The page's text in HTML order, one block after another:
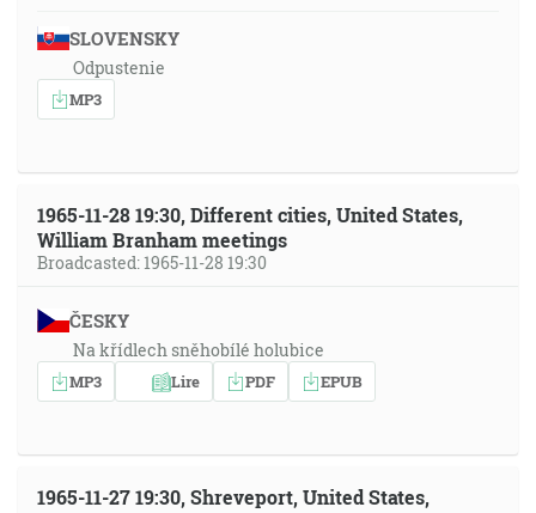
SLOVENSKY
Odpustenie
MP3
1965-11-28 19:30, Different cities, United States,
William Branham meetings
Broadcasted: 1965-11-28 19:30
ČESKY
Na křídlech sněhobílé holubice
MP3 Lire PDF EPUB
1965-11-27 19:30, Shreveport, United States,